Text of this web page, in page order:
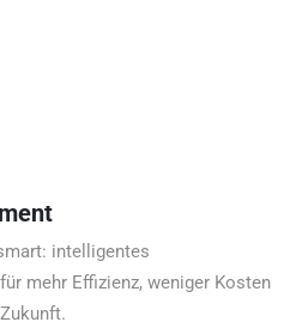
intelligentes
mehr Effizienz, weniger Kosten